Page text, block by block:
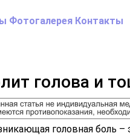
Фотогалерея Контакты
голова и
головная боль –